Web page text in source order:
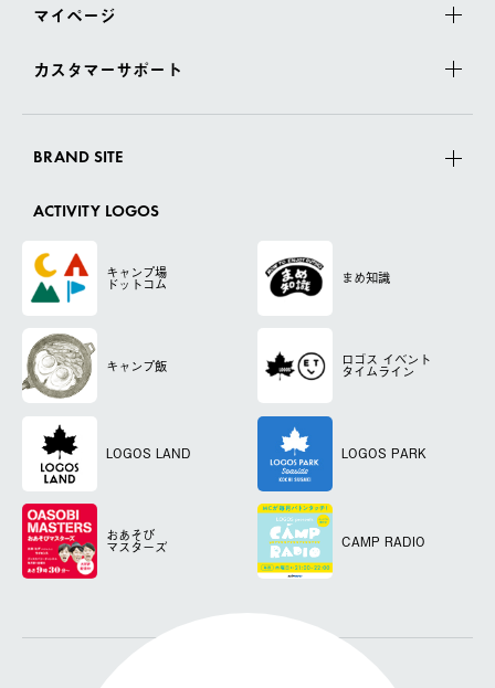
マイページ
カスタマーサポート
BRAND SITE
ACTIVITY LOGOS
キャンプ場
ドットコム まめ知識
キャンプ飯 ロゴス イベント
タイムライン
LOGOS LAND LOGOS PARK
おあそび
マスターズ CAMP RADIO